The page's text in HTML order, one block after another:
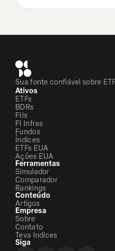
Sua fonte confiável sobre
Ativos
ETFs
BDRs
FIIs
FI Infras
Fundos
Índices
ETFs EUA
Ações EUA
Ferramentas
Simulador
Comparador
Rankings
Conteúdo
Artigos
Empresa
Sobre
Contato
Teva Indices
Siga